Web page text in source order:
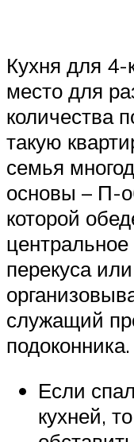
Кухня для 4-
место для
количества
такую
семья
основы – П-
которой
перекуса
служащий
подоконника.
Если
кухней,